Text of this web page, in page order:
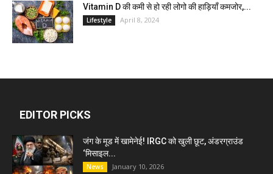
Vitamin D की कमी से हो रही लोगो की हाड़ियाँ कमजोर,...
Lifestyle April 8, 2024
EDITOR PICKS
जंग के मूड में खामेनेई! IRGC को खुली छूट, अंडरग्राउंड
‘मिसाइल...
News January 10, 2026